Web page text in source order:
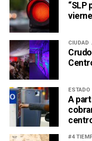
“SLP
CIUDAD
ESTADO
A
#4